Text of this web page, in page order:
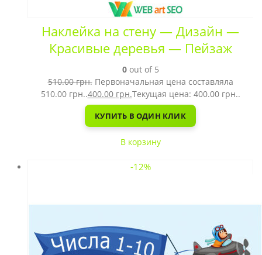
Наклейка на стену — Дизайн —
Красивые деревья — Пейзаж
0out of 5
510.00грн. Первоначальная цена составляла
510.00 грн..400.00 грн.Текущая цена: 400.00 грн..
КУПИТЬ В ОДИН КЛИК
В корзину
-12%